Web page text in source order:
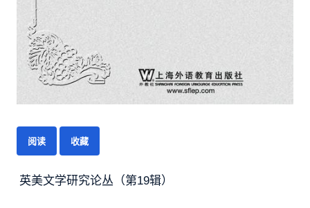
阅读 收藏
英美文学研究论丛（第19辑）